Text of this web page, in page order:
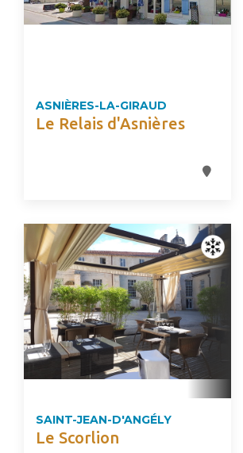
ASNIÈRES-LA-GIRAUD
Le Relais d'Asnières
SAINT-JEAN-D'ANGÉLY
Le Scorlion